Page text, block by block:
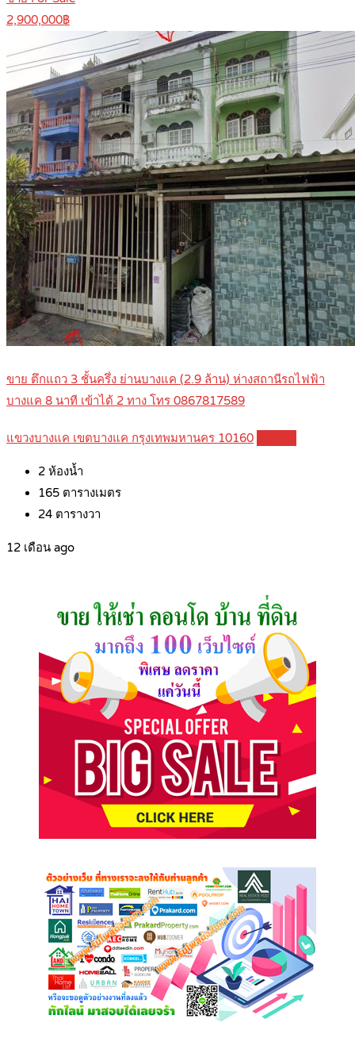
2,900,000฿
ขาย ตึกแถว 3 ชั้นครึ่ง ย่านบางแค (2.9 ล้าน) ห่างสถานีรถไฟฟ้า
บางแค 8 นาที เข้าได้ 2 ทาง โทร 0867817589
แขวงบางแค เขตบางแค กรุงเทพมหานคร 10160
2 ห้องน้ำ
165 ตารางเมตร
24 ตารางวา
12 เดือน ago